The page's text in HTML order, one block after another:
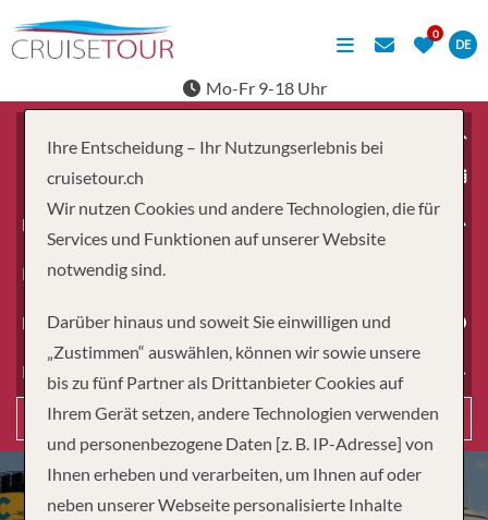
DE
Mo-Fr 9-18 Uhr
Erwachsene
Kinder
Dauer
Reiseart
Suchen
Ihre Entscheidung – Ihr Nutzungserlebnis bei
cruisetour.ch
Wir nutzen Cookies und andere Technologien, die für
Services und Funktionen auf unserer Website
notwendig sind.
Darüber hinaus und soweit Sie einwilligen und
„Zustimmen“ auswählen, können wir sowie unsere
bis zu fünf Partner als Drittanbieter Cookies auf
Ihrem Gerät setzen, andere Technologien verwenden
und personenbezogene Daten [z. B. IP-Adresse] von
Ihnen erheben und verarbeiten, um Ihnen auf oder
neben unserer Webseite personalisierte Inhalte